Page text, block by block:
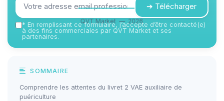
QVT Market — 2026
➔ Télécharger
* En remplissant ce formulaire, j’accepte d’être contacté(e)
à des fins commerciales par QVT Market et ses
partenaires.
SOMMAIRE
Comprendre les attentes du livret 2 VAE auxiliaire de
puériculture